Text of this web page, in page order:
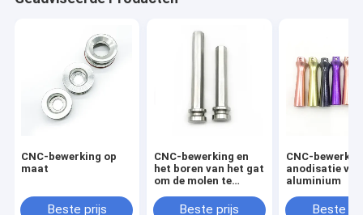
CNC-bewerking op
maat
Beste prijs
CNC-bewerking en
het boren van het gat
om de molen te
Beste prijs
CNC-bewerkte
anodisatie van
aluminium
Beste